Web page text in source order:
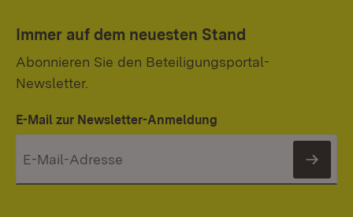
Immer auf dem neuesten Stand
Abonnieren Sie den Beteiligungsportal-
Newsletter.
E-Mail zur Newsletter-Anmeldung